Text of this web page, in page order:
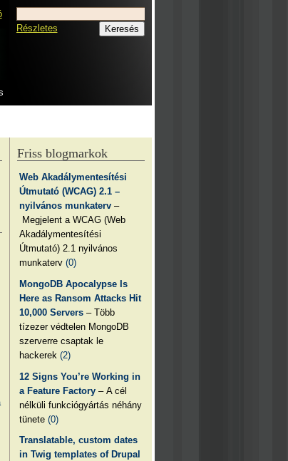
Részletes
Friss blogmarkok
Web Akadálymentesítési
Útmutató (WCAG) 2.1 –
nyilvános munkaterv –
Megjelent a WCAG (Web
Akadálymentesítési
Útmutató) 2.1 nyilvános
munkaterv(0)
MongoDB Apocalypse Is
Here as Ransom Attacks Hit
10,000 Servers – Több
tízezer védtelen MongoDB
szerverre csaptak le
hackerek(2)
12 Signs You’re Working in
a Feature Factory – A cél
nélküli funkciógyártás néhány
tünete(0)
Translatable, custom dates
in Twig templates of Drupal